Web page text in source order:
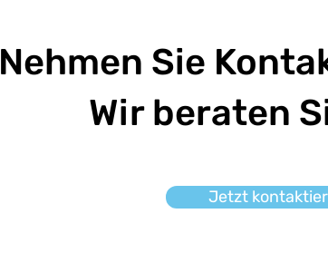
Nehmen Sie
Wir beraten
Jetzt